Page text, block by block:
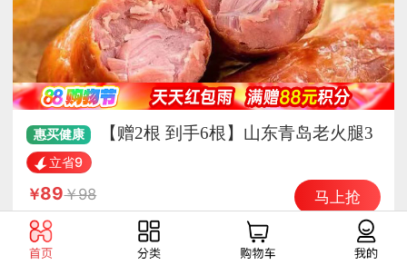
惠买健康
【赠2根 到手6根】山东青岛老火腿3
00g/根*4根
立省9
89 98 马上抢